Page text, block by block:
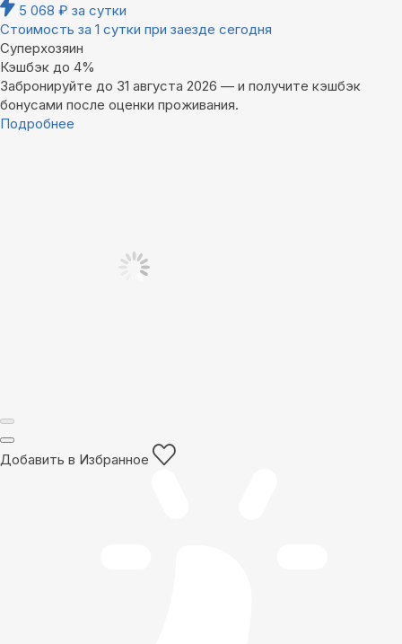
5 068 ₽ за сутки
Стоимость за 1 сутки при заезде сегодня
Суперхозяин
Кэшбэк до 4%
Забронируйте до 31 августа 2026 — и получите кэшбэк
бонусами после оценки проживания.
Подробнее
Добавить в Избранное